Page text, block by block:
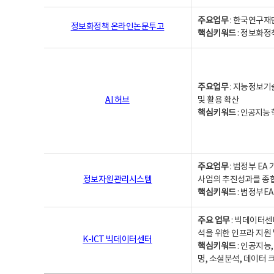
정보화정책 온라인논문투고
주요업무: 한국연구재
핵심키워드: 정보화
AI 허브
주요업무: 지능정보기
및 활용 확산
핵심키워드: 인공지능
정보자원관리시스템
주요업무: 범정부 EA
사업의 추진성과를 종
핵심키워드: 범정부
K-ICT 빅데이터센터
주요 업무: 빅데이터
석을 위한 인프라 지
핵심키워드: 인공지능
명, 소셜분석, 데이터